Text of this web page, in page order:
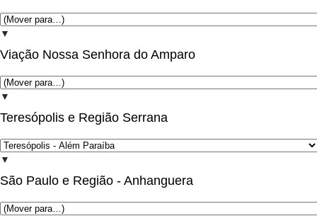
▼
Viação Nossa Senhora do Amparo
▼
Teresópolis e Região Serrana
▼
São Paulo e Região - Anhanguera